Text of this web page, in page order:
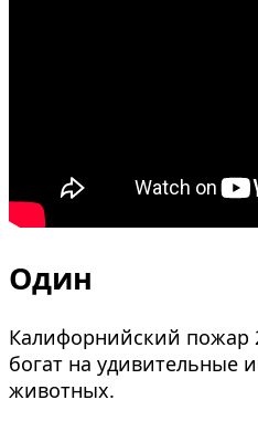
Один
Калифорнийский пожар
богат на удивительные
животных.